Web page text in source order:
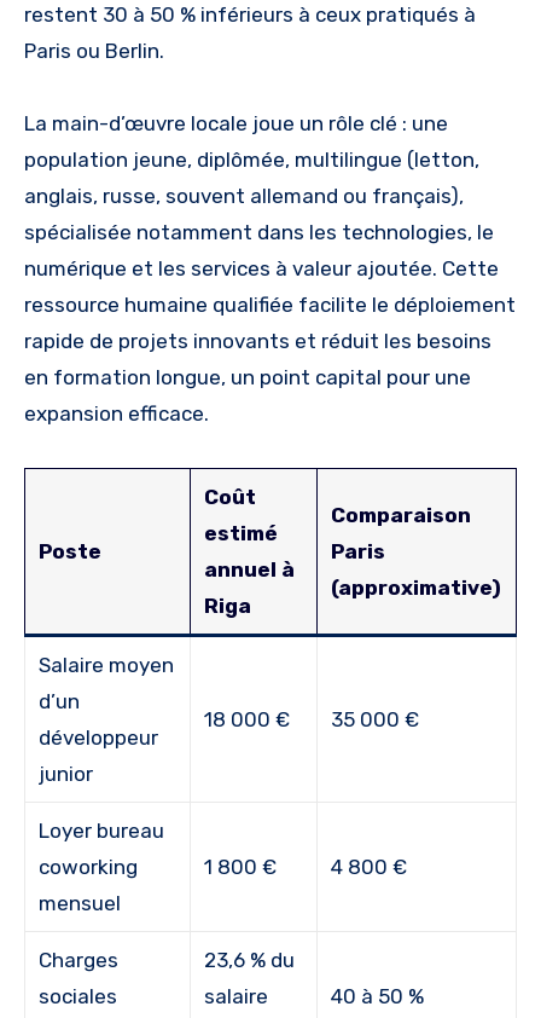
restent 30 à 50 % inférieurs à ceux pratiqués à
Paris ou Berlin.
La main-d’œuvre locale joue un rôle clé : une
population jeune, diplômée, multilingue (letton,
anglais, russe, souvent allemand ou français),
spécialisée notamment dans les technologies, le
numérique et les services à valeur ajoutée. Cette
ressource humaine qualifiée facilite le déploiement
rapide de projets innovants et réduit les besoins
en formation longue, un point capital pour une
expansion efficace.
Poste
Coût
estimé
annuel à
Riga
Comparaison
Paris
(approximative)
Salaire moyen
d’un
développeur
junior
18 000 € 35 000 €
Loyer bureau
coworking
mensuel
1 800 € 4 800 €
Charges
sociales
23,6 % du
salaire
40 à 50 %